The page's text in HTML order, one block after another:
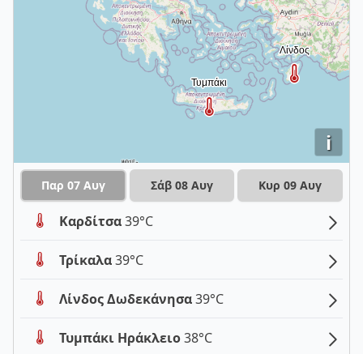
i
Παρ 07 Αυγ Σάβ 08 Αυγ Κυρ 09 Αυγ
Καρδίτσα39°C
Τρίκαλα39°C
Λίνδος Δωδεκάνησα39°C
Τυμπάκι Ηράκλειο38°C